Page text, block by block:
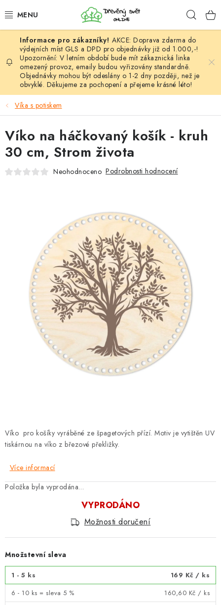
na
HÁČKOVÁNÍ
VYPLÉTÁNÍ
PŘÍZE
DOPLŇKY
TVOŘENÍ
VELKOOBCHOD
Doprava a platba Vrácení zboží a reklamace
Časté otázky
Moje objednávka
Obchodní podmínky
Ochrana osobních údajů
Hodnocení obchodu
Oblíbené produkty
Věrnostní program
AKCE: Doprava zdarma do
výdejních míst GLS a DPD pro objednávky již od 1.000,-!
Upozornění: V letním období bude mít zákaznická linka
omezený provoz, emaily budou vyřizovány standardně.
Objednávky mohou být odeslány o 1-2 dny později, než je
obvyklé. Děkujeme za pochopení a přejeme krásné léto!
Víka s potiskem
Víko pro košíky vyráběné ze špagetových přízí. Motiv je vytištěn UV
tiskárnou na víko z březové překližky.
Více informací
Položka byla vyprodána…
VYPRODÁNO
Možnosti doručení
Množstevní sleva
1 - 5 ks 169 Kč / ks
6 - 10 ks = sleva 5 %
160,60 Kč / ks
Víko na háčkovaný košík - kruh
30 cm, Strom života
Neohodnoceno Podrobnosti hodnocení